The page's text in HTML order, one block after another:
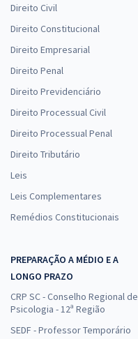
Direito Civil
Direito Constitucional
Direito Empresarial
Direito Penal
Direito Previdenciário
Direito Processual Civil
Direito Processual Penal
Direito Tributário
Leis
Leis Complementares
Remédios Constitucionais
PREPARAÇÃO A MÉDIO E A
LONGO PRAZO
CRP SC - Conselho Regional de
Psicologia - 12ª Região
SEDF - Professor Temporário